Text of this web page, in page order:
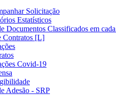
Solicitação
Estatísticos
Documentos Classificados em
Contratos [L]
Covid-19
Adesão - SRP